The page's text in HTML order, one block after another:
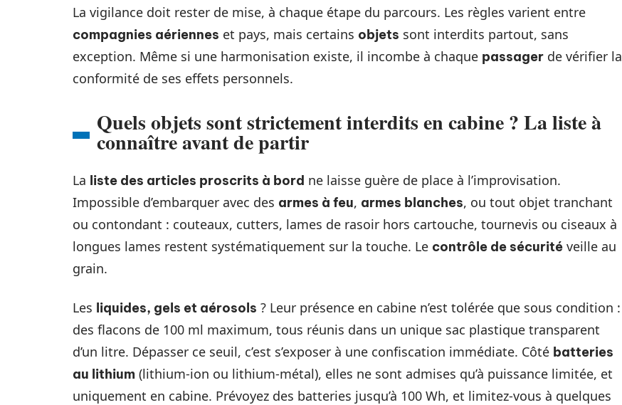
La vigilance doit rester de mise, à chaque étape du parcours. Les règles varient entre
compagnies aériennes et pays, mais certains objets sont interdits partout, sans
exception. Même si une harmonisation existe, il incombe à chaque passager de vérifier la
conformité de ses effets personnels.
Quels objets sont strictement interdits en cabine ? La liste à
connaître avant de partir
La liste des articles proscrits à bord ne laisse guère de place à l’improvisation.
Impossible d’embarquer avec des armes à feu, armes blanches, ou tout objet tranchant
ou contondant : couteaux, cutters, lames de rasoir hors cartouche, tournevis ou ciseaux à
longues lames restent systématiquement sur la touche. Le contrôle de sécurité veille au
grain.
Les liquides, gels et aérosols ? Leur présence en cabine n’est tolérée que sous condition :
des flacons de 100 ml maximum, tous réunis dans un unique sac plastique transparent
d’un litre. Dépasser ce seuil, c’est s’exposer à une confiscation immédiate. Côté batteries
au lithium (lithium-ion ou lithium-métal), elles ne sont admises qu’à puissance limitée, et
uniquement en cabine. Prévoyez des batteries jusqu’à 100 Wh, et limitez-vous à quelques